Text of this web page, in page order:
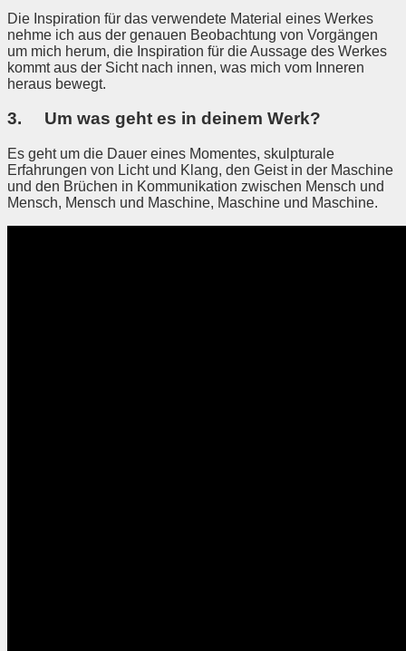
Die Inspiration für das verwendete Material eines Werkes
nehme ich aus der genauen Beobachtung von Vorgängen
um mich herum, die Inspiration für die Aussage des Werkes
kommt aus der Sicht nach innen, was mich vom Inneren
heraus bewegt.
3. Um was geht es in deinem Werk?
Es geht um die Dauer eines Momentes, skulpturale
Erfahrungen von Licht und Klang, den Geist in der Maschine
und den Brüchen in Kommunikation zwischen Mensch und
Mensch, Mensch und Maschine, Maschine und Maschine.